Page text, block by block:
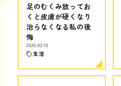
足のむくみ放ってお
くと皮膚が硬くなり
治らなくなる私の後
悔
2026.03.10
生活